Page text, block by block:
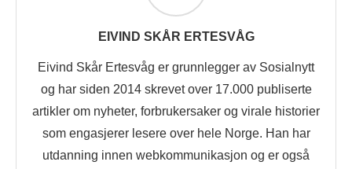
EIVIND SKÅR ERTESVÅG
Eivind Skår Ertesvåg er grunnlegger av Sosialnytt
og har siden 2014 skrevet over 17.000 publiserte
artikler om nyheter, forbrukersaker og virale historier
som engasjerer lesere over hele Norge. Han har
utdanning innen webkommunikasjon og er også